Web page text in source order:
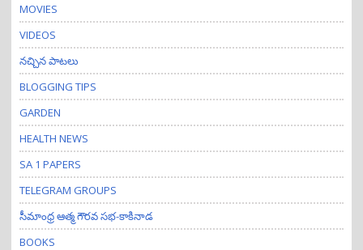
MOVIES
VIDEOS
నచ్చిన పాటలు
BLOGGING TIPS
GARDEN
HEALTH NEWS
SA 1 PAPERS
TELEGRAM GROUPS
సీమాంధ్ర ఆత్మ గౌరవ సభ-కాకినాడ
BOOKS